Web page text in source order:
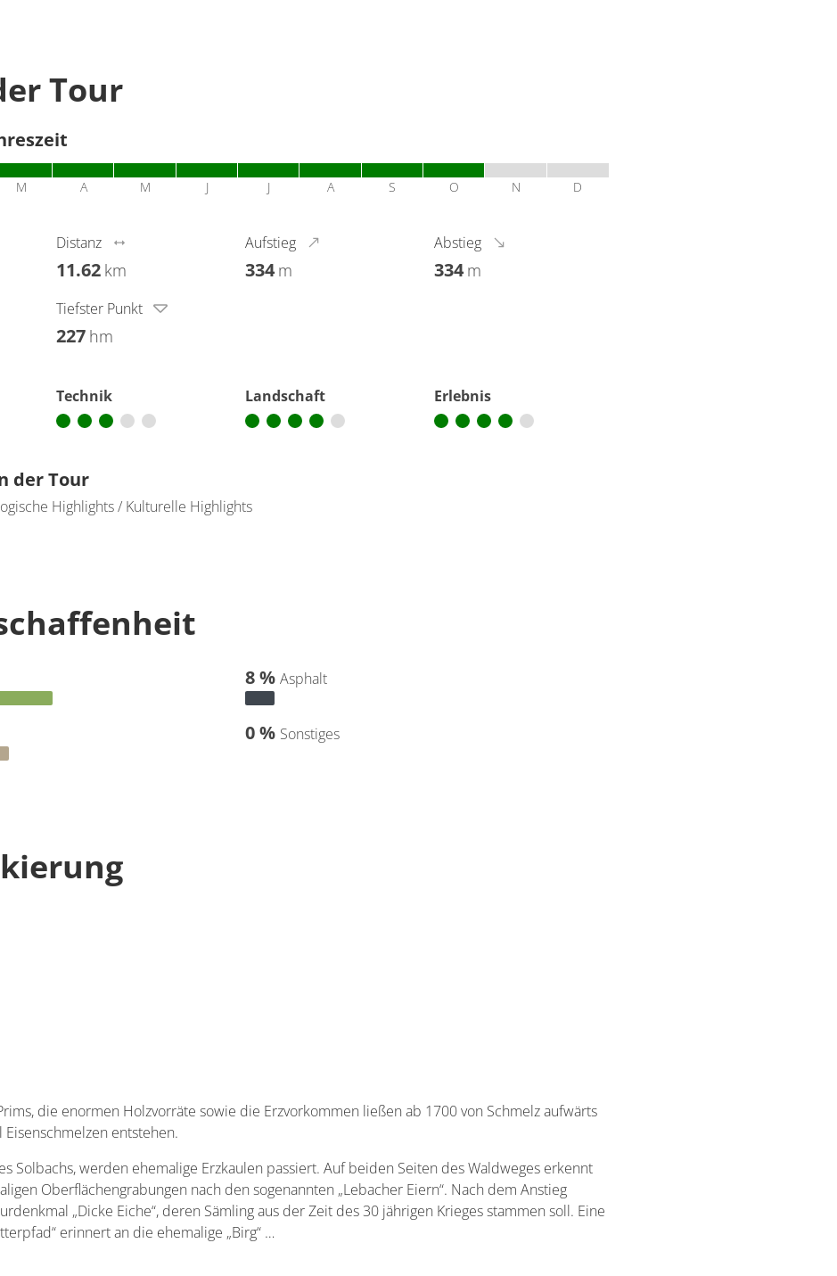
Tour
M A M J J A S O N D
Distanz
11.62 km
Aufstieg
334 m
Abstieg
334 m
Tiefster Punkt
227 hm
Technik Landschaft Erlebnis
der Tour
Highlights / Kulturelle Highlights
8 % Asphalt
0 % Sonstiges
die enormen Holzvorräte sowie die Erzvorkommen ließen ab 1700 von Schmelz aufwärts
entstehen.
Solbachs, werden ehemalige Erzkaulen passiert. Auf beiden Seiten des Waldweges erkennt
Oberflächengrabungen nach den sogenannten „Lebacher Eiern“. Nach dem Anstieg
„Dicke Eiche“, deren Sämling aus der Zeit des 30 jährigen Krieges stammen soll. Eine
erinnert an die ehemalige „Birg“ …